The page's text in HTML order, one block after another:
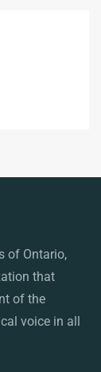
of Ontario,
that
of the
voice in all